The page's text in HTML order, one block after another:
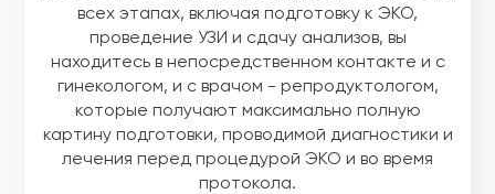
всех этапах, включая подготовку к ЭКО,
проведение УЗИ и сдачу анализов, вы
находитесь в непосредственном контакте и с
гинекологом, и с врачом - репродуктологом,
которые получают максимально полную
картину подготовки, проводимой диагностики и
лечения перед процедурой ЭКО и во время
протокола.